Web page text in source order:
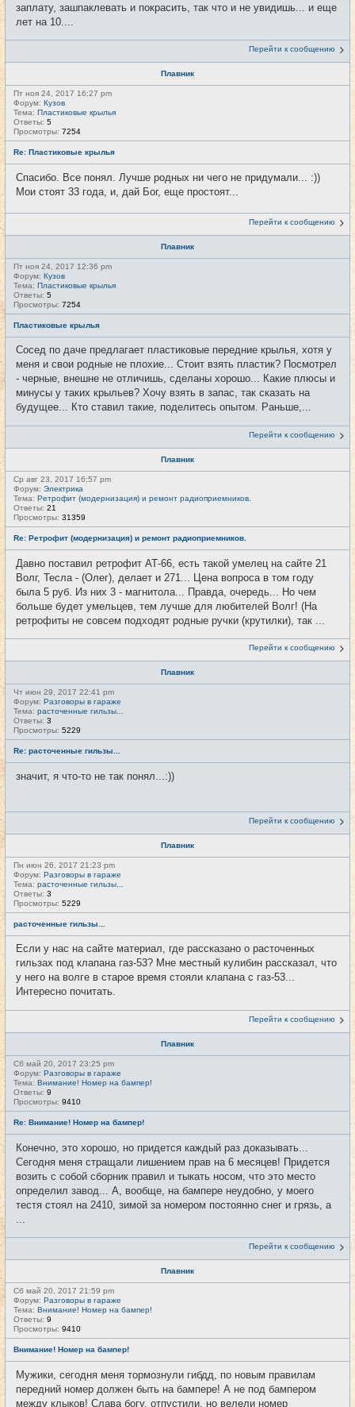
заплату, зашпаклевать и покрасить, так что и не увидишь... и еще
лет на 10....
Перейти к сообщению
Плавник
Пт ноя 24, 2017 16:27 pm
Форум: Кузов
Тема: Пластиковые крылья
Ответы: 5
Просмотры: 7254
Re: Пластиковые крылья
Спасибо. Все понял. Лучше родных ни чего не придумали... :))
Мои стоят 33 года, и, дай Бог, еще простоят...
Перейти к сообщению
Плавник
Пт ноя 24, 2017 12:36 pm
Форум: Кузов
Тема: Пластиковые крылья
Ответы: 5
Просмотры: 7254
Пластиковые крылья
Сосед по даче предлагает пластиковые передние крылья, хотя у
меня и свои родные не плохие... Стоит взять пластик? Посмотрел
- черные, внешне не отличишь, сделаны хорошо... Какие плюсы и
минусы у таких крыльев? Хочу взять в запас, так сказать на
будущее... Кто ставил такие, поделитесь опытом. Раньше,...
Перейти к сообщению
Плавник
Ср авг 23, 2017 16:57 pm
Форум: Электрика
Тема: Ретрофит (модернизация) и ремонт радиоприемников.
Ответы: 21
Просмотры: 31359
Re: Ретрофит (модернизация) и ремонт радиоприемников.
Давно поставил ретрофит АТ-66, есть такой умелец на сайте 21
Волг, Тесла - (Олег), делает и 271... Цена вопроса в том году
была 5 руб. Из них 3 - магнитола... Правда, очередь... Но чем
больше будет умельцев, тем лучше для любителей Волг! (На
ретрофиты не совсем подходят родные ручки (крутилки), так ...
Перейти к сообщению
Плавник
Чт июн 29, 2017 22:41 pm
Форум: Разговоры в гараже
Тема: расточенные гильзы...
Ответы: 3
Просмотры: 5229
Re: расточенные гильзы...
значит, я что-то не так понял...:))
Перейти к сообщению
Плавник
Пн июн 26, 2017 21:23 pm
Форум: Разговоры в гараже
Тема: расточенные гильзы...
Ответы: 3
Просмотры: 5229
расточенные гильзы...
Если у нас на сайте материал, где рассказано о расточенных
гильзах под клапана газ-53? Мне местный кулибин рассказал, что
у него на волге в старое время стояли клапана с газ-53...
Интересно почитать.
Перейти к сообщению
Плавник
Сб май 20, 2017 23:25 pm
Форум: Разговоры в гараже
Тема: Внимание! Номер на бампер!
Ответы: 9
Просмотры: 9410
Re: Внимание! Номер на бампер!
Конечно, это хорошо, но придется каждый раз доказывать...
Сегодня меня стращали лишением прав на 6 месяцев! Придется
возить с собой сборник правил и тыкать носом, что это место
определил завод... А, вообще, на бампере неудобно, у моего
тестя стоял на 2410, зимой за номером постоянно снег и грязь, а
Перейти к сообщению
Плавник
Сб май 20, 2017 21:59 pm
Форум: Разговоры в гараже
Тема: Внимание! Номер на бампер!
Ответы: 9
Просмотры: 9410
Внимание! Номер на бампер!
Мужики, сегодня меня тормознули гибдд, по новым правилам
передний номер должен быть на бампере! А не под бампером
между клыков! Слава богу, отпустили, но велели номер